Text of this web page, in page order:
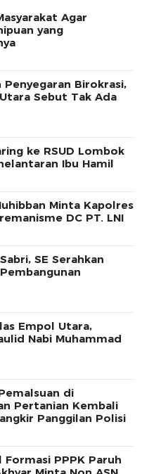
Agar
yang
Birokrasi,
Sebut Tak Ada
ke RSUD Lombok
Ibu Hamil
Minta Kapolres
DC PT. LNI
SE Serahkan
Empol Utara,
Nabi Muhammad
di
Pertanian Kembali
Panggilan Polisi
Formasi PPPK Paruh